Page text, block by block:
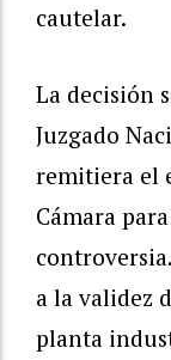
cautelar.
La decisión
Juzgado
remitiera el
Cámara
a la validez
planta